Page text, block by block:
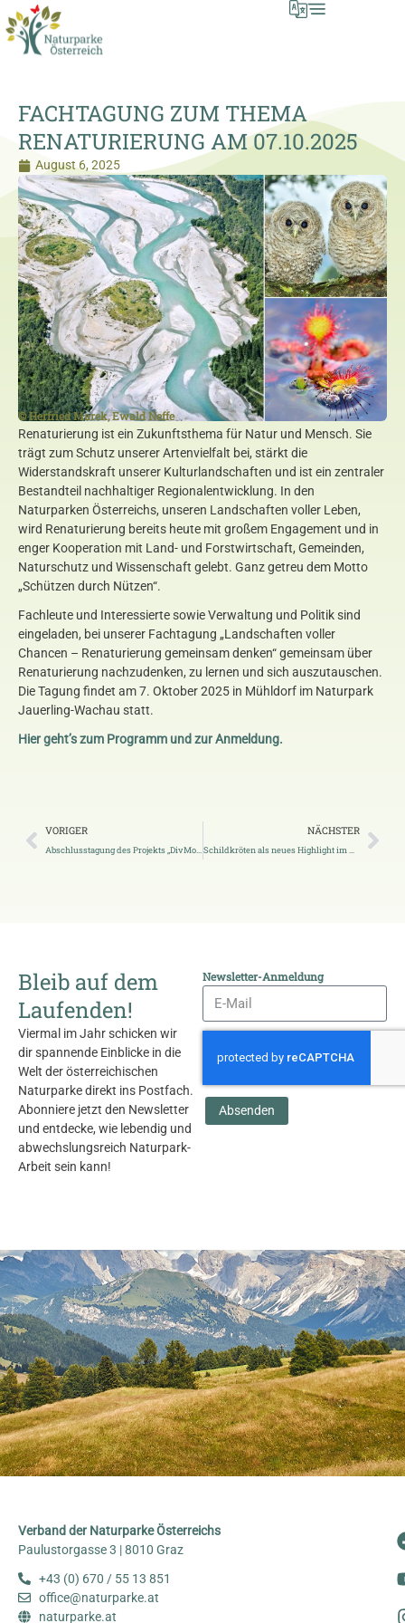
FACHTAGUNG ZUM THEMA
RENATURIERUNG AM 07.10.2025
August 6, 2025
© Herfried Marek, Ewald Neffe
Renaturierung ist ein Zukunftsthema für Natur und Mensch. Sie
trägt zum Schutz unserer Artenvielfalt bei, stärkt die
Widerstandskraft unserer Kulturlandschaften und ist ein zentraler
Bestandteil nachhaltiger Regionalentwicklung. In den
Naturparken Österreichs, unseren Landschaften voller Leben,
wird Renaturierung bereits heute mit großem Engagement und in
enger Kooperation mit Land- und Forstwirtschaft, Gemeinden,
Naturschutz und Wissenschaft gelebt. Ganz getreu dem Motto
„Schützen durch Nützen“.
Fachleute und Interessierte sowie Verwaltung und Politik sind
eingeladen, bei unserer Fachtagung „Landschaften voller
Chancen – Renaturierung gemeinsam denken“ gemeinsam über
Renaturierung nachzudenken, zu lernen und sich auszutauschen.
Die Tagung findet am 7. Oktober 2025 in Mühldorf im Naturpark
Jauerling-Wachau statt.
Hier geht’s zum Programm und zur Anmeldung.
VORIGER
Abschlusstagung des Projekts „DivMoSt“
NÄCHSTER
Schildkröten als neues Highlight im UnterWasserReich
Bleib auf dem
Laufenden!
Viermal im Jahr schicken wir
dir spannende Einblicke in die
Welt der österreichischen
Naturparke direkt ins Postfach.
Abonniere jetzt den Newsletter
und entdecke, wie lebendig und
abwechslungsreich Naturpark-
Arbeit sein kann!
Newsletter-Anmeldung
Absenden
Verband der Naturparke Österreichs
Paulustorgasse 3 | 8010 Graz
+43 (0) 670 / 55 13 851
office@naturparke.at
naturparke.at